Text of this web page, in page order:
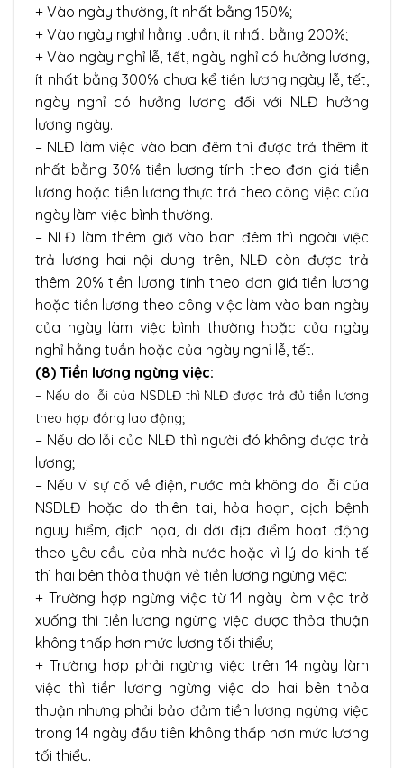
+ Vào ngày thường, ít nhất bằng 150%;
+ Vào ngày nghỉ hằng tuần, ít nhất bằng 200%;
+ Vào ngày nghỉ lễ, tết, ngày nghỉ có hưởng lương,
ít nhất bằng 300% chưa kể tiền lương ngày lễ, tết,
ngày nghỉ có hưởng lương đối với NLĐ hưởng
lương ngày.
– NLĐ làm việc vào ban đêm thì được trả thêm ít
nhất bằng 30% tiền lương tính theo đơn giá tiền
lương hoặc tiền lương thực trả theo công việc của
ngày làm việc bình thường.
– NLĐ làm thêm giờ vào ban đêm thì ngoài việc
trả lương hai nội dung trên, NLĐ còn được trả
thêm 20% tiền lương tính theo đơn giá tiền lương
hoặc tiền lương theo công việc làm vào ban ngày
của ngày làm việc bình thường hoặc của ngày
nghỉ hằng tuần hoặc của ngày nghỉ lễ, tết.
(8) Tiền lương ngừng việc:
– Nếu do lỗi của NSDLĐ thì NLĐ được trả đủ tiền lương
theo hợp đồng lao động;
– Nếu do lỗi của NLĐ thì người đó không được trả
lương;
– Nếu vì sự cố về điện, nước mà không do lỗi của
NSDLĐ hoặc do thiên tai, hỏa hoạn, dịch bệnh
nguy hiểm, địch họa, di dời địa điểm hoạt động
theo yêu cầu của nhà nước hoặc vì lý do kinh tế
thì hai bên thỏa thuận về tiền lương ngừng việc:
+ Trường hợp ngừng việc từ 14 ngày làm việc trở
xuống thì tiền lương ngừng việc được thỏa thuận
không thấp hơn mức lương tối thiểu;
+ Trường hợp phải ngừng việc trên 14 ngày làm
việc thì tiền lương ngừng việc do hai bên thỏa
thuận nhưng phải bảo đảm tiền lương ngừng việc
trong 14 ngày đầu tiên không thấp hơn mức lương
tối thiểu.